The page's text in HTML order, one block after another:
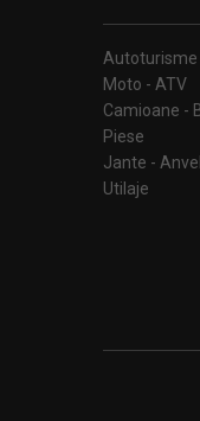
Autoturisme
Moto - ATV
Camioane -
Piese
Jante -
Utilaje